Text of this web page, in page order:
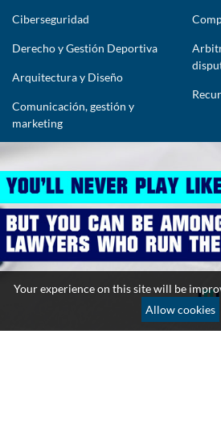
Ciberseguridad
Derecho y Gestión Deportiva
Arquitectura y Diseño
Comunicación, gestión y
marketing
lawyers@theimpactlawyers.com
SUSCRIBIRSE
Your experience on this site will be
Allow cookies